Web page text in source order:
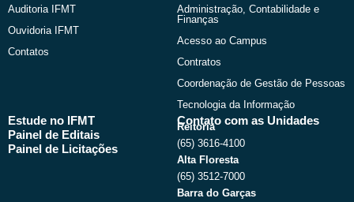
Auditoria IFMT
Ouvidoria IFMT
Contatos
Administração, Contabilidade e
Finanças
Acesso ao Campus
Contratos
Coordenação de Gestão de Pessoas
Tecnologia da Informação
Estude no IFMT
Painel de Editais
Painel de Licitações
Contato com as Unidades
Reitoria
(65) 3616-4100
Alta Floresta
(65) 3512-7000
Barra do Garças